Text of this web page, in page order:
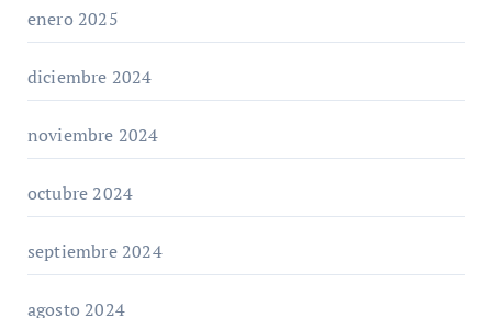
enero 2025
diciembre 2024
noviembre 2024
octubre 2024
septiembre 2024
agosto 2024